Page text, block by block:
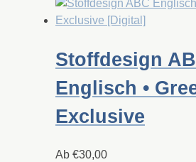
Stoffdesign
Englisch •
Exclusive
Ab €30,00